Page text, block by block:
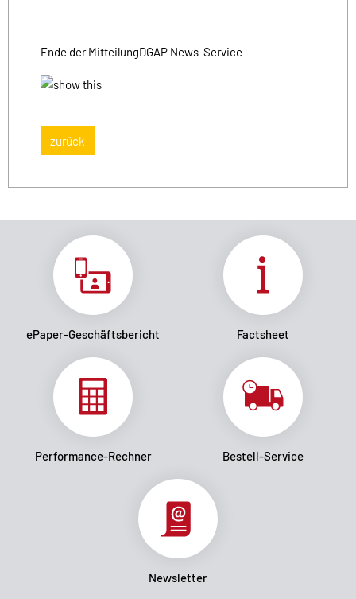
Ende der MitteilungDGAP News-Service
zurück
ePaper-Geschäftsbericht Factsheet
Performance-Rechner Bestell-Service
Newsletter